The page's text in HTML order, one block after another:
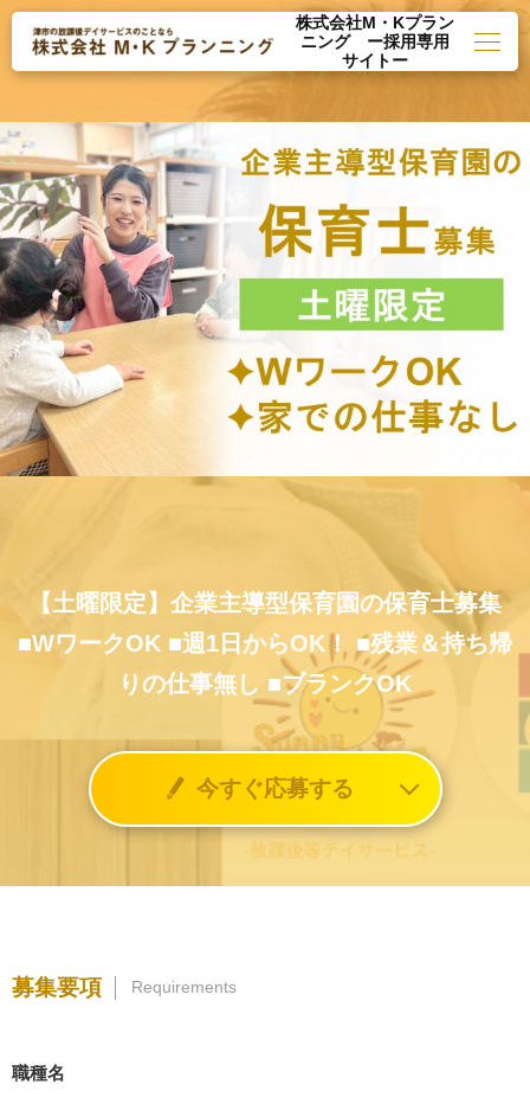
株式会社M・Kプラン
ニング ー採用専用
サイトー
【土曜限定】企業主導型保育園の保育士募集
■WワークOK ■週1日からOK！
■残業＆持ち帰
りの仕事無し ■ブランクOK
今すぐ応募する
募集要項 Requirements
職種名